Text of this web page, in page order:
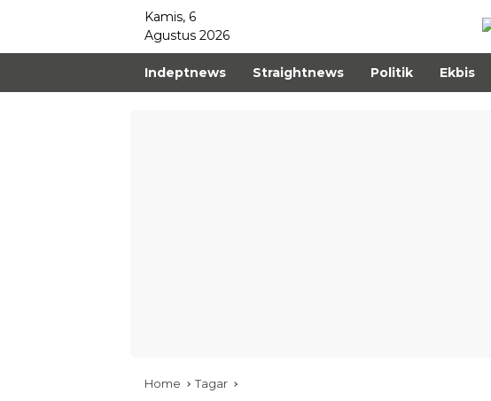
Kamis, 6
Agustus 2026
Indeptnews Straightnews Politik Ekbis
Home Tagar